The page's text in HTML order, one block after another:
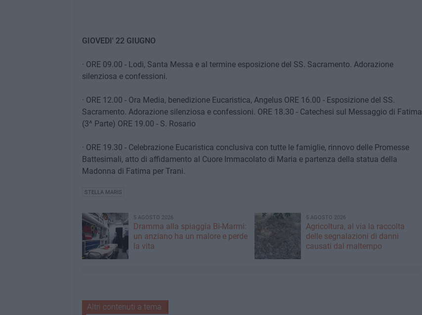
GIOVEDI' 22 GIUGNO
· ORE 09.00 - Lodi, Santa Messa e al termine esposizione del SS. Sacramento. Adorazione
silenziosa e confessioni.
· ORE 12.00 - Ora Media, benedizione Eucaristica, Angelus ORE 16.00 - Esposizione del SS.
Sacramento. Adorazione silenziosa e confessioni. ORE 18.30 - Catechesi sul Messaggio di Fatima
(3^ Parte) ORE 19.00 - S. Rosario
· ORE 19.30 - Celebrazione Eucaristica conclusiva con tutte le famiglie, rinnovo delle Promesse
Battesimali, atto di affidamento al Cuore Immacolato di Maria e partenza della statua della
Madonna di Fatima per Trani.
STELLA MARIS
5 AGOSTO 2026
Dramma alla spiaggia Bi-Marmi:
un anziano ha un malore e perde
la vita
5 AGOSTO 2026
Agricoltura, al via la raccolta
delle segnalazioni di danni
causati dal maltempo
Altri contenuti a tema